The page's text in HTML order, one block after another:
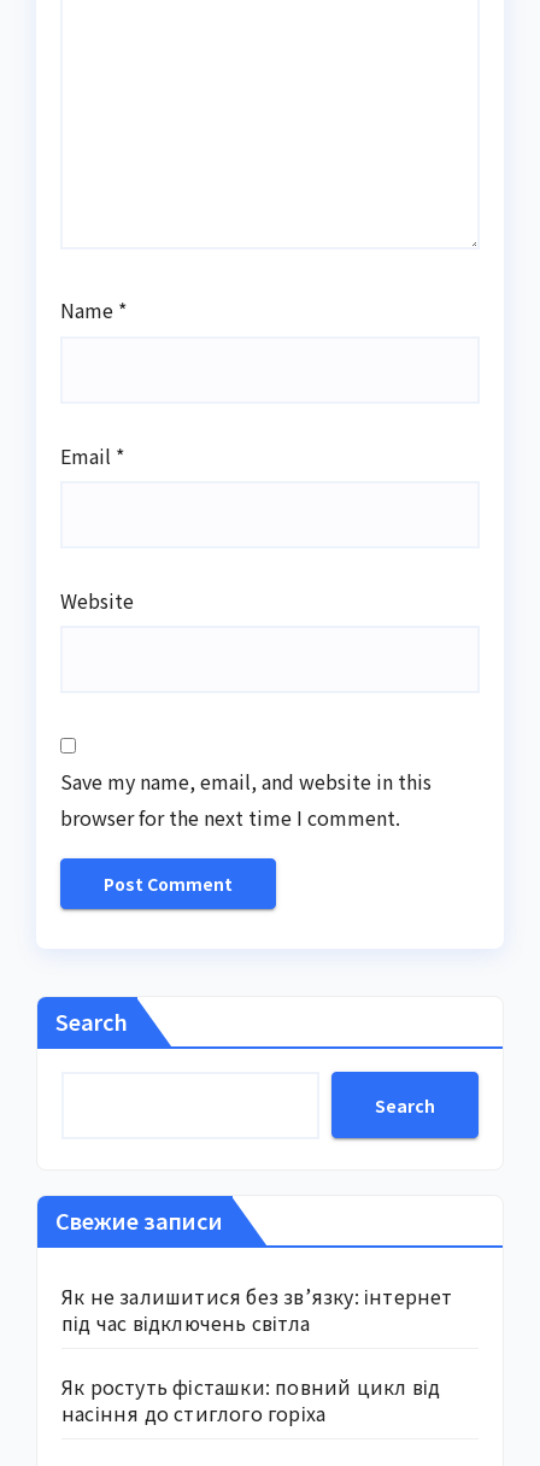
Name *
Email *
Website
Save my name, email, and website in this
browser for the next time I comment.
Search
Search
Свежие записи
Як не залишитися без зв’язку: інтернет
під час відключень світла
Як ростуть фісташки: повний цикл від
насіння до стиглого горіха